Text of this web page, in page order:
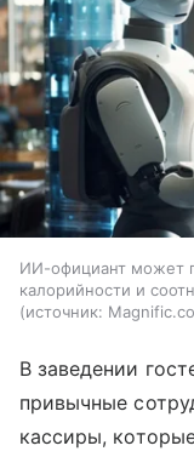
ИИ-официант может
калорийности и
источник:
В заведении
привычные
кассиры,